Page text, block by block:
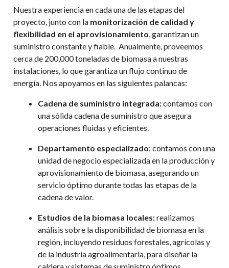
Nuestra experiencia en cada una de las etapas del
proyecto, junto con la monitorización de calidad y
flexibilidad en el aprovisionamiento, garantizan un
suministro constante y fiable. Anualmente, proveemos
cerca de 200,000 toneladas de biomasa a nuestras
instalaciones, lo que garantiza un flujo continuo de
energía. Nos apoyamos en las siguientes palancas:
Cadena de suministro integrada:contamos con
una sólida cadena desuministro que asegura
operaciones fluidas y eficientes.
Departamento especializado:contamos con una
unidad de negocio especializadaen la producción y
aprovisionamiento de biomasa,asegurando un
servicio óptimo durante todas las etapas de la
cadena devalor.
Estudios de la biomasa locales:realizamos
análisis sobre la disponibilidad de biomasa en la
región, incluyendo residuos forestales, agrícolas y
de la industria agroalimentaria,para diseñar la